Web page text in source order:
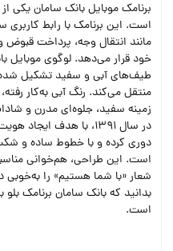
برنامک موبایل بانک سامان یکی از
است. این برنامک با رابط کاربری
مانند انتقال وجه، پرداخت قبوض و
خود قرار می‌دهد. لوگوی موبایل بانک
طیف‌های آبی و سفید تشکیل شده
منتقل می‌کند. رنگ آبی به‌کار رفته،
زمینه سفید، جلوه‌ای مدرن و شاداب
در سال 1391، با هدف ایجاد
دوری کرده و با خطوط ساده و
است. این طراحی، هم‌خوانی مناسبی
شعار «با شما هستیم» را به‌خوبی در
بدانید که بانک سامان برنامک بلو
است.